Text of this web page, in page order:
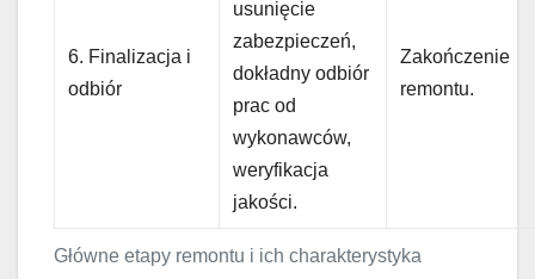
Główne etapy remontu i ich charakterystyka
6. Finalizacja i
odbiór
usunięcie
zabezpieczeń,
dokładny odbiór
prac od
wykonawców,
weryfikacja
jakości.
Zakończenie
remontu.